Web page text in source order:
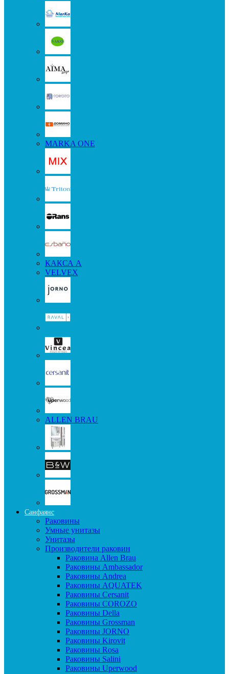
MARKA ONE
КАКСА А
VELVEX
ALLEN BRAU
Санфаянс
Раковины
Умные унитазы
Унитазы
Производители раковин
Раковина Allen Brau
Раковины Ambassador
Раковины Andrea
Раковины AQUATEK
Раковины Cersanit
Раковины COROZO
Раковины Della
Раковины Grossman
Раковины JORNO
Раковины Kirovit
Раковины Rosa
Раковины Salini
Раковины Uperwood